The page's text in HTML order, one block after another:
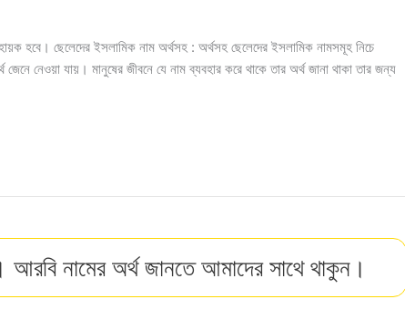
হবে। ছেলেদের ইসলামিক নাম অর্থসহ : অর্থসহ ছেলেদের ইসলামিক নামসমূহ নিচে
নেওয়া যায়। মানুষের জীবনে যে নাম ব্যবহার করে থাকে তার অর্থ জানা থাকা তার জন্য
নামের অর্থ জানতে আমাদের সাথে থাকুন।